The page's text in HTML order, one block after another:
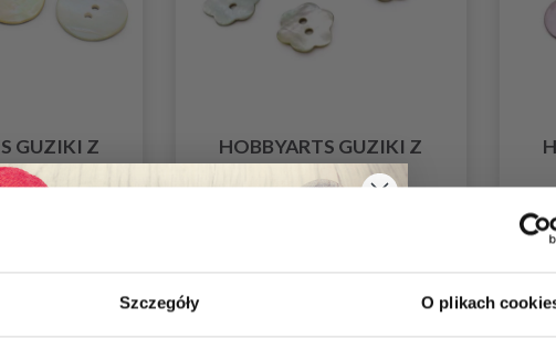
Szczegóły O plikach
GUZIKI Z
HOBBYARTS GUZIKI Z
MASY PERŁOWEJ,